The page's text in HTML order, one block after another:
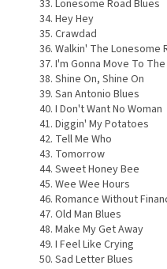
Lonesome Road Blues
Hey Hey
Crawdad
Walkin' The Lonesome
I'm Gonna Move To
Shine On, Shine On
San Antonio Blues
I Don't Want No Woman
Diggin' My Potatoes
Tell Me Who
Tomorrow
Sweet Honey Bee
Wee Wee Hours
Romance Without
Old Man Blues
Make My Get Away
I Feel Like Crying
Sad Letter Blues